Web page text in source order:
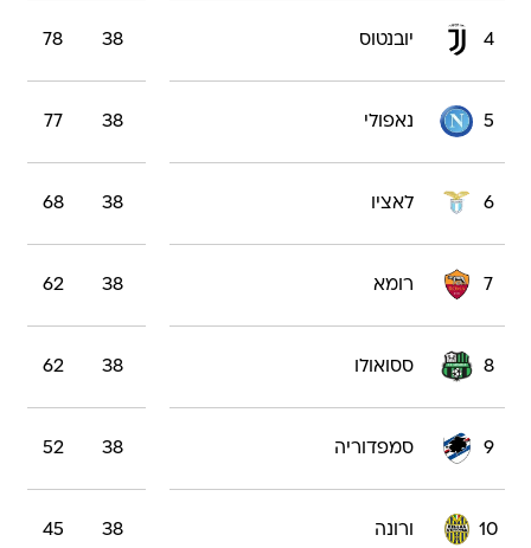
4 יובנטוס 38
78
5 נאפולי 38
77
6 לאציו 38
68
7 רומא 38
62
8 ססואולו 38
62
9 סמפדוריה 38
52
10 ורונה 38
45